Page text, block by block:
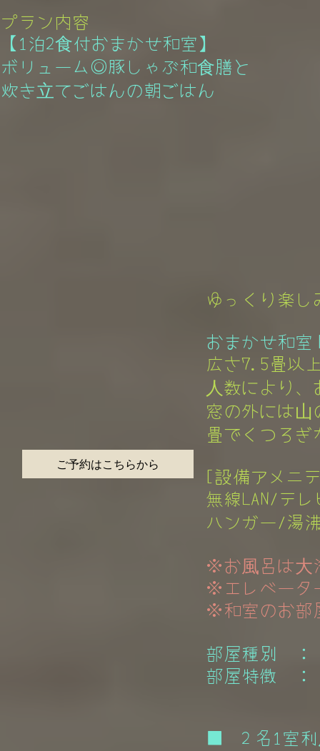
プラン内容
【1泊2食付おまかせ和室 】
ボリューム◎豚しゃぶ和食膳と
炊き立てごはんの朝ごはん
ご予約はこちらから
ゆっくり楽し
おまかせ和
広さ7.5畳以
人数により、
窓の外には山
畳でくつろぎ
[設備アメニ
無線LAN/テレ
ハンガー/湯
※お風呂は大
※エレベータ
※和室のお部
部屋種別 ：
部屋特徴 ：
■ 2 名1室利